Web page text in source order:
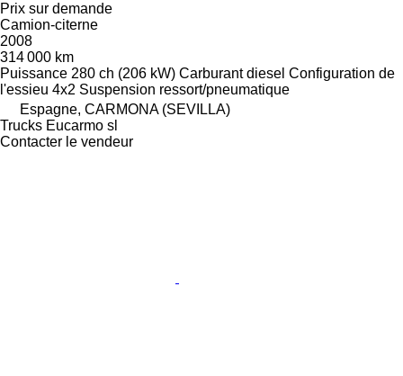
Prix sur demande
Camion-citerne
2008
314 000 km
Puissance 280 ch (206 kW) Carburant diesel Configuration de
l'essieu 4x2 Suspension ressort/pneumatique
Espagne, CARMONA (SEVILLA)
Trucks Eucarmo sl
Contacter le vendeur